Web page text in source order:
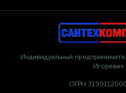
Индивидуальный
Игоревич
ОГРН